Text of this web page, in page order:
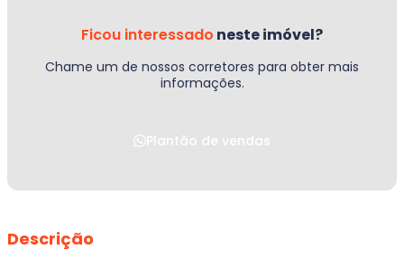
Ficou interessado neste imóvel?
Chame um de nossos corretores para obter mais
informações.
Plantão de vendas
Descrição